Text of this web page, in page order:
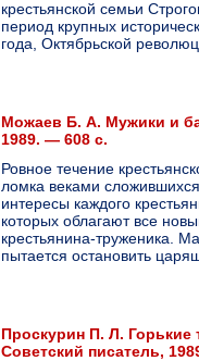
крестьянской семьи
период крупных
года, Октябрьской
Можаев Б. А. Мужики и
1989. — 608 с.
Ровное течение
ломка веками
интересы каждого
которых облагают все
крестьянина-труженика.
пытается остановить
Проскурин П. Л.
Советский писатель,